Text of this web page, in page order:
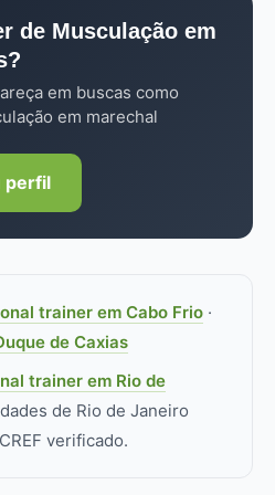
especialização
real.
de Musculação em
em buscas como
em marechal
perfil
trainer em Cabo Frio ·
de Caxias
trainer em Rio de
de Rio de Janeiro
verificado.